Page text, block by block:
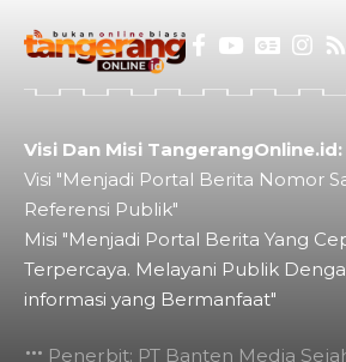
Visi Dan Misi TangerangOnline.id:
Visi "Menjadi Portal Berita Nomor
Referensi Publik"
Misi "Menjadi Portal Berita Yang
Terpercaya. Melayani Publik
informasi yang Bermanfaat"
Penerbit: PT Banten Media